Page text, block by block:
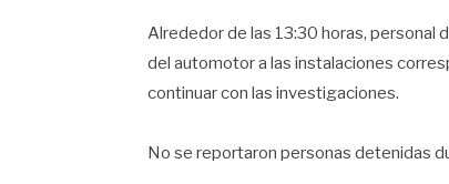
Alrededor de las 13:30 horas, personal
del automotor a las instalaciones
continuar con las investigaciones.
No se reportaron personas detenidas